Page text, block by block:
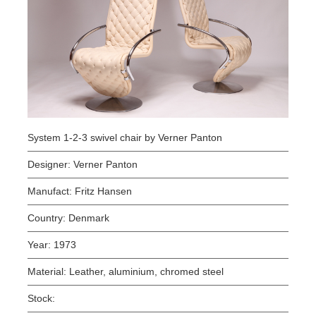
System 1-2-3 swivel chair by Verner Panton
Designer: Verner Panton
Manufact: Fritz Hansen
Country: Denmark
Year: 1973
Material: Leather, aluminium, chromed steel
Stock: